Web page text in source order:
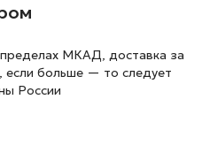
МКАД, доставка за
больше — то следует
России